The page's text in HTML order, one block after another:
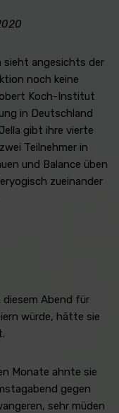
sieht angesichts der
noch keine
Koch-Institut
in Deutschland
gibt ihre vierte
Teilnehmer in
und Balance üben
zueinander
Abend für
würde, hätte sie
Monate ahnte sie
gegen
sehr müden